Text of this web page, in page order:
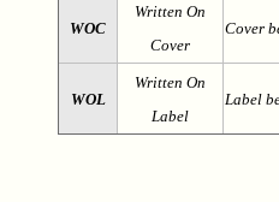
WOC
Written On
Cover
Cover
WOL
Written On
Label
Label